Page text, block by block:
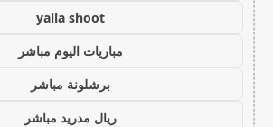
yalla shoot
مباريات اليوم مباشر
برشلونة مباشر
ريال مدريد مباشر